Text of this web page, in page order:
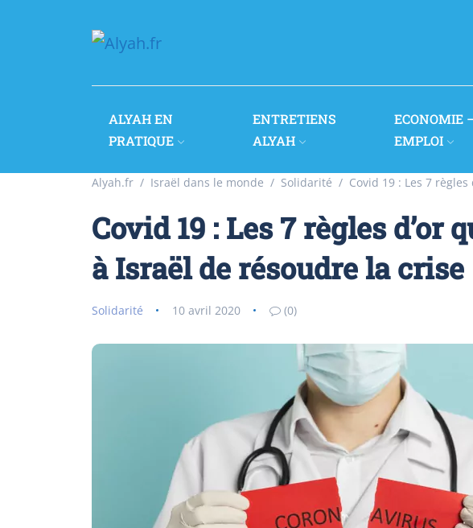
ALYAH EN
PRATIQUE
ENTRETIENS
ALYAH
ECONOMIE
EMPLOI
Alyah.fr Israël dans le monde Solidarité Covid 19 : Les 7
Covid 19 : Les 7 règles d’or
à Israël de résoudre la crise
Solidarité 10 avril 2020 (0)